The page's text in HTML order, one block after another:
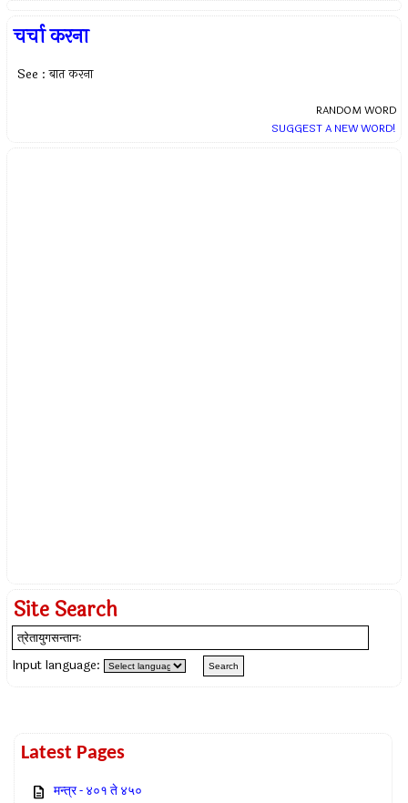
चर्चा करना
See : बात करना
RANDOM WORD
SUGGEST A NEW WORD!
Site Search
Input language:
Latest Pages
मन्त्र - ४०१ ते ४५०